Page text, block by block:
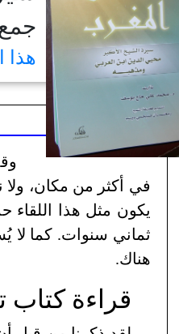
في أكثر من مكان،
ثماني سنوات. كما لا
هناك.
قراءة كتاب تاج